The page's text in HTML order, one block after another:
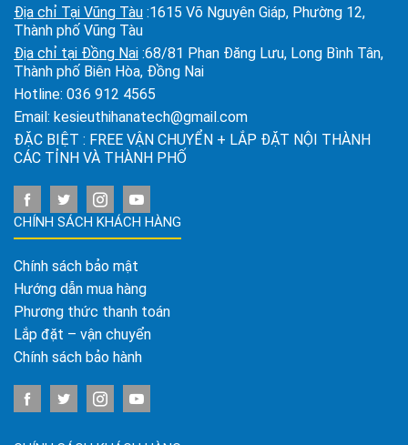
Địa chỉ Tại Vũng Tàu :1615 Võ Nguyên Giáp, Phường 12,
Thành phố Vũng Tàu
Địa chỉ tại Đồng Nai :68/81 Phan Đăng Lưu, Long Bình Tân,
Thành phố Biên Hòa, Đồng Nai
Hotline: 036 912 4565
Email: kesieuthihanatech@gmail.com
ĐẶC BIỆT : FREE VẬN CHUYỂN + LẮP ĐẶT NỘI THÀNH
CÁC TỈNH VÀ THÀNH PHỐ
CHÍNH SÁCH KHÁCH HÀNG
Chính sách bảo mật
Hướng dẫn mua hàng
Phương thức thanh toán
Lắp đặt – vận chuyển
Chính sách bảo hành